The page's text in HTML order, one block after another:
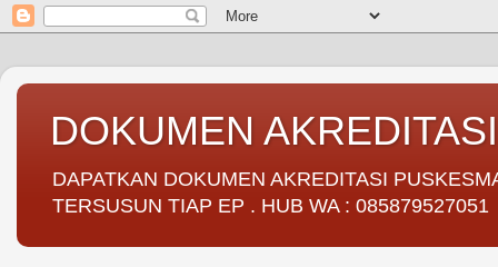
DOKUMEN
DAPATKAN DOKUMEN AKREDITASI
TERSUSUN TIAP EP . HUB WA : 085879527051